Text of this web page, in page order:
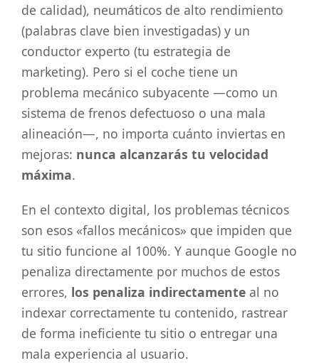
de calidad), neumáticos de alto rendimiento
(palabras clave bien investigadas) y un
conductor experto (tu estrategia de
marketing). Pero si el coche tiene un
problema mecánico subyacente —como un
sistema de frenos defectuoso o una mala
alineación—, no importa cuánto inviertas en
mejoras: nunca alcanzarás tu velocidad
máxima.
En el contexto digital, los problemas técnicos
son esos «fallos mecánicos» que impiden que
tu sitio funcione al 100%. Y aunque Google no
penaliza directamente por muchos de estos
errores, los penaliza indirectamente al no
indexar correctamente tu contenido, rastrear
de forma ineficiente tu sitio o entregar una
mala experiencia al usuario.